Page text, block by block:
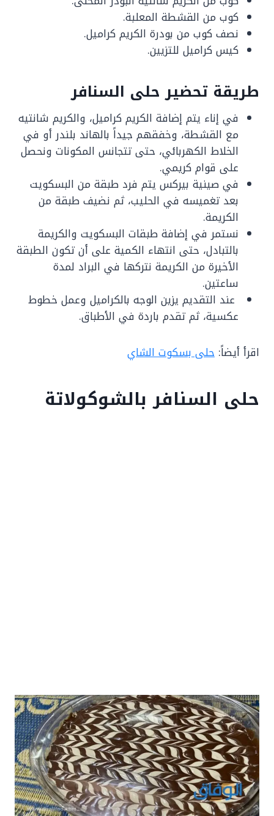
كوب من القشطة المعلبة.
نصف كوب من بودرة الكريم كراميل.
كيس كراميل للتزيين.
طريقة تحضير حلى السنافر
في إناء يتم إضافة الكريم كراميل، والكريم شانتيه
مع القشطة، وخفقهم جيداً بالهاند بلندر أو في
الخلاط الكهربائي، حتى تتجانس المكونات ونحصل
على قوام كريمي.
في صينية بيركس يتم فرد طبقة من البسكويت
بعد تغميسه في الحليب، ثم نضيف طبقة من
الكريمة.
نستمر في إضافة طبقات البسكويت والكريمة
بالتبادل، حتى انتهاء الكمية على أن تكون الطبقة
الأخيرة من الكريمة نتركها في البراد لمدة
ساعتين.
عند التقديم يزين الوجه بالكراميل وعمل خطوط
عكسية، ثم تقدم باردة في الأطباق.
اقرأ أيضاً: حلى بسكوت الشاي
حلى السنافر بالشوكولاتة